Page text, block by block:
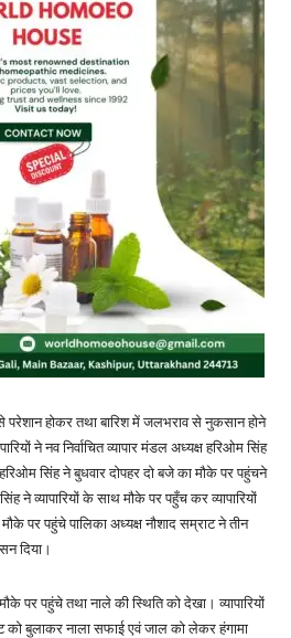
होकर तथा बारिश में जलभराव से नुकसान होने
ने नव निर्वाचित व्यापार मंडल अध्यक्ष हरिओम सिंह
सिंह ने बुधवार दोपहर दो बजे का मौके पर पहुंचने
ने व्यापारियों के साथ मौके पर पहुँच कर व्यापारियों
पर पहुंचे पालिका अध्यक्ष नौशाद सम्राट ने तीन
दिया।
मौके पर पहुंचे तथा नाले की स्थिति को देखा। व्यापारियों
को बुलाकर नाला सफाई एवं जाल को लेकर हंगामा